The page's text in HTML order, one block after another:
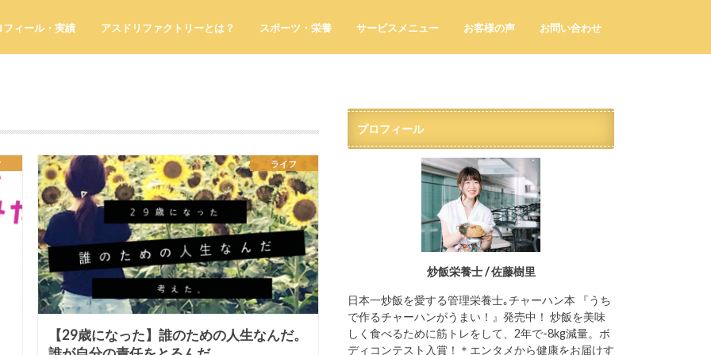
フィール・実績 アスドリファクトリーとは？ スポーツ・栄養 サービスメニュー お客様の声 お問い合わせ
ライフ
【29歳になった】誰のための人生なんだ。
プロフィール
炒飯栄養士 / 佐藤樹里
日本一炒飯を愛する管理栄養士｡チャーハン本 『うち
で作るチャーハンがうまい！』発売中！ 炒飯を美味
しく食べるために筋トレをして、2年で-8kg減量。ボ
ディコンテスト入賞！＊エンタメから健康をお届けす